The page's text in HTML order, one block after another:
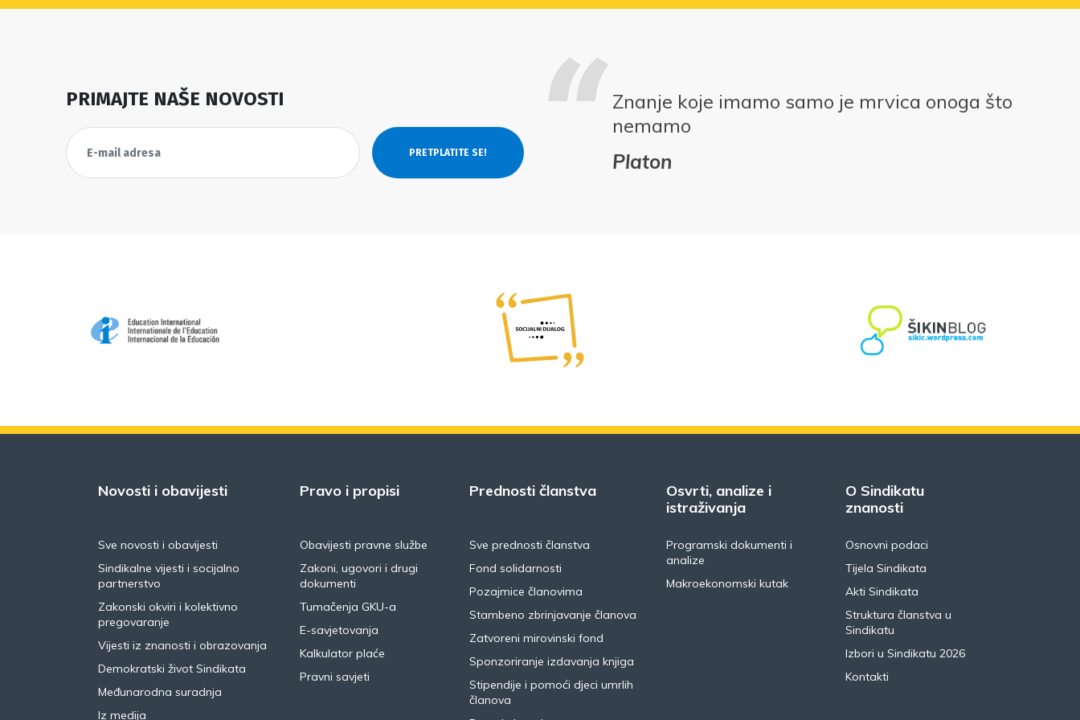
PRIMAJTE NAŠE NOVOSTI
Znanje koje imamo samo je mrvica onoga što
nemamo
Platon
Novosti i obavijesti
Sve novosti i obavijesti
Sindikalne vijesti i socijalno
partnerstvo
Zakonski okviri i kolektivno
pregovaranje
Vijesti iz znanosti i obrazovanja
Demokratski život Sindikata
Međunarodna suradnja
Iz medija
Pravo i propisi
Obavijesti pravne službe
Zakoni, ugovori i drugi
dokumenti
Tumačenja GKU-a
E-savjetovanja
Kalkulator plaće
Pravni savjeti
Prednosti članstva
Sve prednosti članstva
Fond solidarnosti
Pozajmice članovima
Stambeno zbrinjavanje članova
Zatvoreni mirovinski fond
Sponzoriranje izdavanja knjiga
Stipendije i pomoći djeci umrlih
članova
Osvrti, analize i
istraživanja
Programski dokumenti i
analize
Makroekonomski kutak
O Sindikatu
znanosti
Osnovni podaci
Tijela Sindikata
Akti Sindikata
Struktura članstva u
Sindikatu
Izbori u Sindikatu 2026
Kontakti